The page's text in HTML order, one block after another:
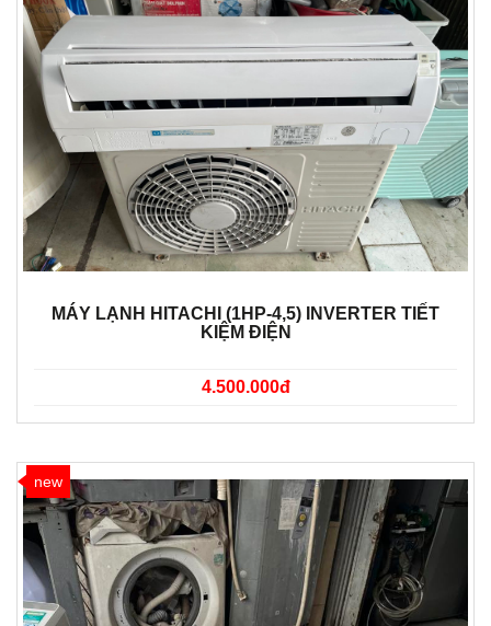
MÁY LẠNH HITACHI (1HP-4,5) INVERTER TIẾT
KIỆM ĐIỆN
4.500.000đ
new